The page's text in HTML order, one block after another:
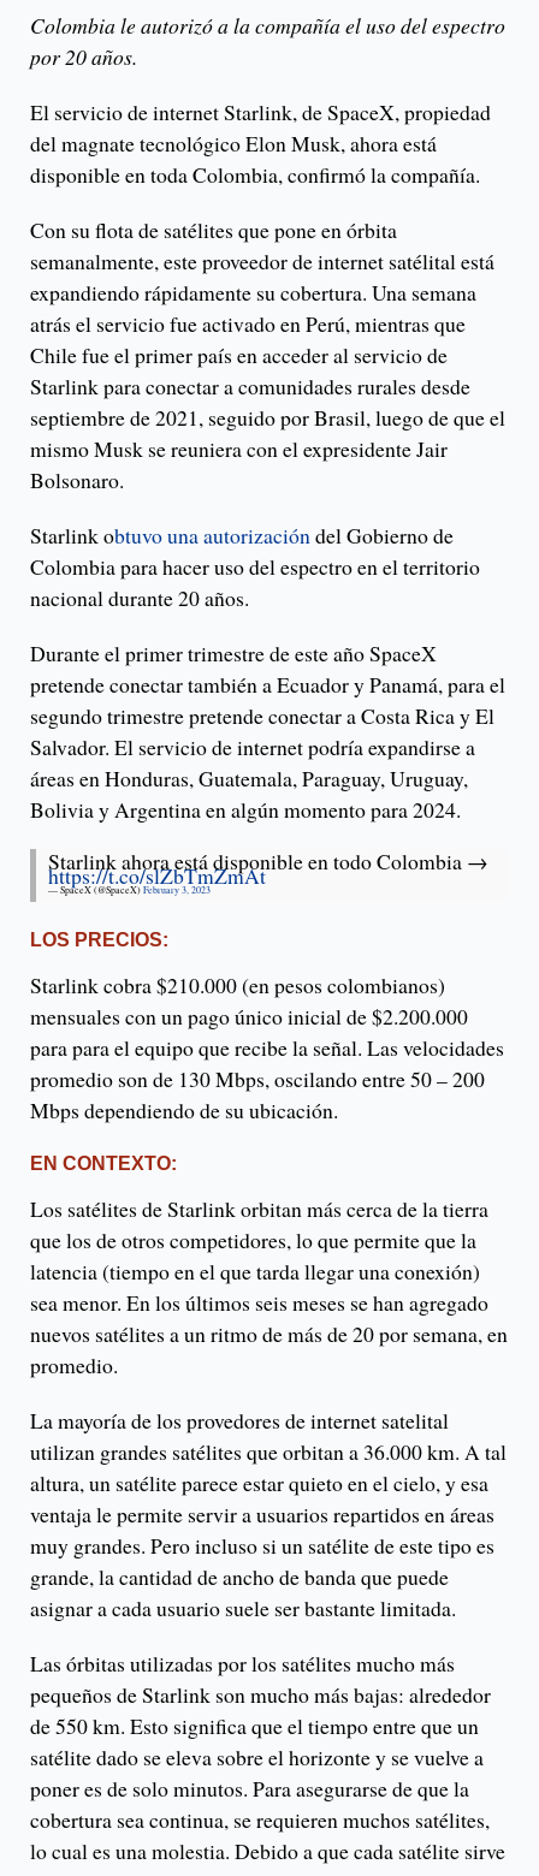
Colombia le autorizó a la compañía el uso del espectro
por 20 años.
El servicio de internet Starlink, de SpaceX, propiedad
del magnate tecnológico Elon Musk, ahora está
disponible en toda Colombia, confirmó la compañía.
Con su flota de satélites que pone en órbita
semanalmente, este proveedor de internet satélital está
expandiendo rápidamente su cobertura. Una semana
atrás el servicio fue activado en Perú, mientras que
Chile fue el primer país en acceder al servicio de
Starlink para conectar a comunidades rurales desde
septiembre de 2021, seguido por Brasil, luego de que el
mismo Musk se reuniera con el expresidente Jair
Bolsonaro.
Starlink obtuvo una autorizacióndel Gobierno de
Colombia para hacer uso del espectro en el territorio
nacional durante 20 años.
Durante el primer trimestre de este año SpaceX
pretende conectar también a Ecuador y Panamá, para el
segundo trimestre pretende conectar a Costa Rica y El
Salvador. El servicio de internet podría expandirse a
áreas en Honduras, Guatemala, Paraguay, Uruguay,
Bolivia y Argentina en algún momento para 2024.
Starlink ahora está disponible en todo Colombia →
https://t.co/slZbTmZmAt
— SpaceX (@SpaceX) February 3, 2023
LOS PRECIOS:
Starlink cobra $210.000 (en pesos colombianos)
mensuales con un pago único inicial de $2.200.000
para para el equipo que recibe la señal. Las velocidades
promedio son de 130 Mbps, oscilando entre 50 – 200
Mbps dependiendo de su ubicación.
EN CONTEXTO:
Los satélites de Starlink orbitan más cerca de la tierra
que los de otros competidores, lo que permite que la
latencia (tiempo en el que tarda llegar una conexión)
sea menor. En los últimos seis meses se han agregado
nuevos satélites a un ritmo de más de 20 por semana, en
promedio.
La mayoría de los provedores de internet satelital
utilizan grandes satélites que orbitan a 36.000 km. A tal
altura, un satélite parece estar quieto en el cielo, y esa
ventaja le permite servir a usuarios repartidos en áreas
muy grandes. Pero incluso si un satélite de este tipo es
grande, la cantidad de ancho de banda que puede
asignar a cada usuario suele ser bastante limitada.
Las órbitas utilizadas por los satélites mucho más
pequeños de Starlink son mucho más bajas: alrededor
de 550 km. Esto significa que el tiempo entre que un
satélite dado se eleva sobre el horizonte y se vuelve a
poner es de solo minutos. Para asegurarse de que la
cobertura sea continua, se requieren muchos satélites,
lo cual es una molestia. Debido a que cada satélite sirve